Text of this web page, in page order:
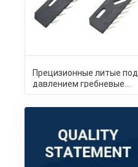
Прецизионные литые под
давлением гребневые
штифты из ПЭЭК для
текстиля: разработ